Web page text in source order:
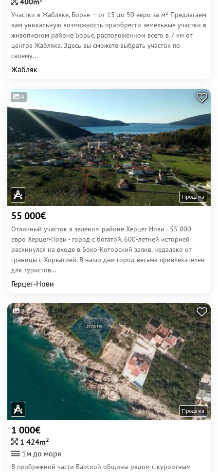
Участки в Жабляке, Борье — от 15 до 50 евро за м² Предлагаем
вам уникальную возможность приобрести земельные участки в
живописном районе Борье, расположенном всего в 7 км от
центра Жабляка. Здесь вы сможете выбрать участок по
своему...
Жабляк
4
Продажа
55 000€
Отличный участок в зеленом районе Херцег Нови - 55 000
евро Херцег-Нови - город с богатой, 600-летней историей
раскинулся на входе в Боко-Которский залив, недалеко от
границы с Хорватией. В наши дни город весьма привлекателен
для туристов...
Герцег-Нови
2
Продажа
1 000€
1 424m2
1м до моря
В прибрежной части Барской общины рядом с курортным